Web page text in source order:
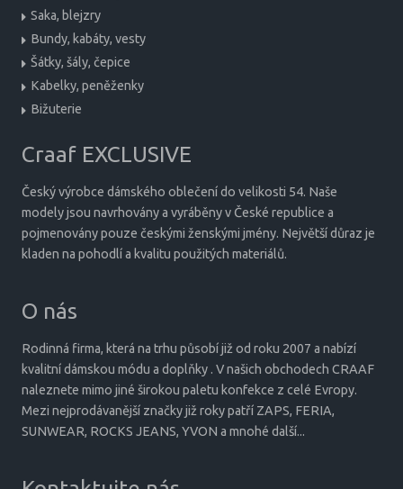
Saka, blejzry
Bundy, kabáty, vesty
Šátky, šály, čepice
Kabelky, peněženky
Bižuterie
Craaf EXCLUSIVE
Český výrobce dámského oblečení do velikosti 54. Naše
modely jsou navrhovány a vyráběny v České republice a
pojmenovány pouze českými ženskými jmény. Největší důraz je
kladen na pohodlí a kvalitu použitých materiálů.
O nás
Rodinná firma, která na trhu působí již od roku 2007 a nabízí
kvalitní dámskou módu a doplňky . V našich obchodech CRAAF
naleznete mimo jiné širokou paletu konfekce z celé Evropy.
Mezi nejprodávanější značky již roky patří ZAPS, FERIA,
SUNWEAR, ROCKS JEANS, YVON a mnohé další...